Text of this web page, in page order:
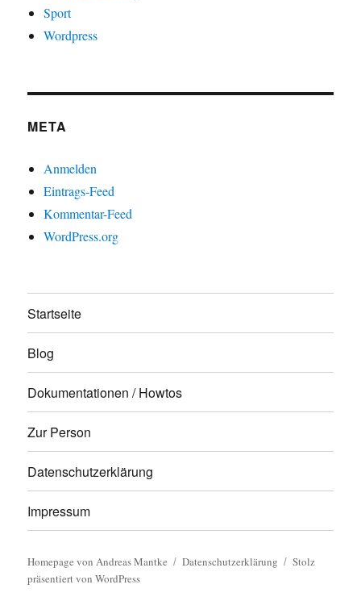
Sport
Wordpress
META
Anmelden
Eintrags-Feed
Kommentar-Feed
WordPress.org
Startseite
Blog
Dokumentationen / Howtos
Zur Person
Datenschutzerklärung
Impressum
Homepage von Andreas Mantke Datenschutzerklärung
Stolz
präsentiert von WordPress